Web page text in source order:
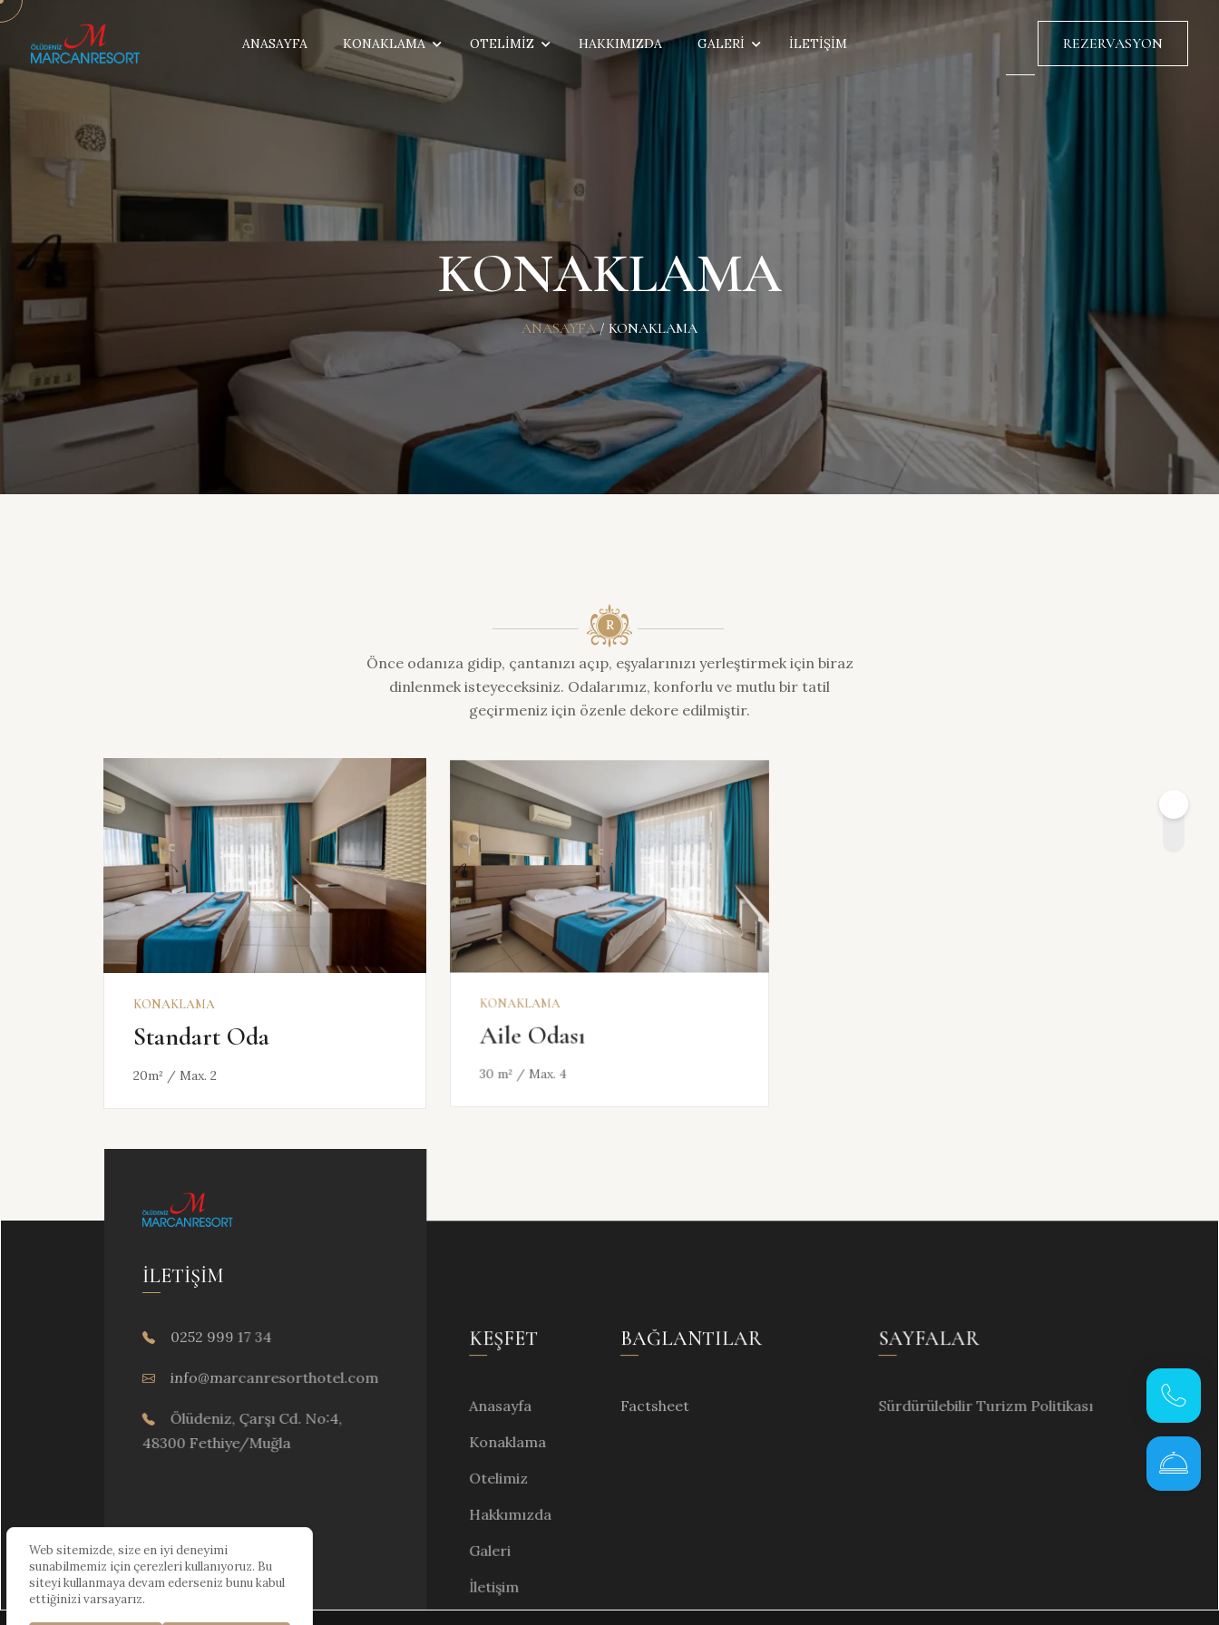
ANASAYFA KONAKLAMA OTELIMIZ HAKKIMIZDA GALERI İLETIŞIM REZERVASYON
KONAKLAMA
ANASAYFA / KONAKLAMA
Önce odanıza gidip, çantanızı açıp, eşyalarınızı yerleştirmek için biraz
dinlenmek isteyeceksiniz. Odalarımız, konforlu ve mutlu bir tatil
geçirmeniz için özenle dekore edilmiştir.
KONAKLAMA
Standart Oda
20m² / Max. 2
KEŞFET
KONAKLAMA
Aile Odası
30 m² / Max. 4
Hemen
Ara
Web sitemizde, size en iyi deneyimi
sunabilmemiz için çerezleri kullanıyoruz. Bu
siteyi kullanmaya devam ederseniz bunu kabul
ettiğinizi varsayarız.
İLETIŞIM
0252 999 17 34
info@marcanresorthotel.com
Ölüdeniz, Çarşı Cd. No:4,
48300 Fethiye/Muğla
KEŞFET
Anasayfa
Konaklama
Otelimiz
Hakkımızda
Galeri
İletişim
BAĞLANTILAR
Factsheet
SAYFALAR
Sürdürülebilir Turizm Politikası